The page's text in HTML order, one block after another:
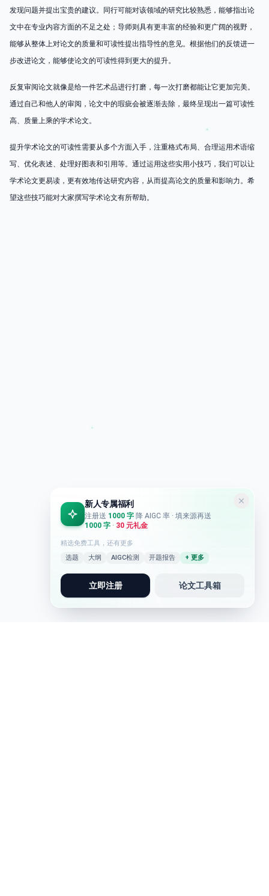
发现问题并提出宝贵的建议。同行可能对该领域的研究比较熟悉，能够指出论
文中在专业内容方面的不足之处；导师则具有更丰富的经验和更广阔的视野，
能够从整体上对论文的质量和可读性提出指导性的意见。根据他们的反馈进一
步改进论文，能够使论文的可读性得到更大的提升。
反复审阅论文就像是给一件艺术品进行打磨，每一次打磨都能让它更加完美。
通过自己和他人的审阅，论文中的瑕疵会被逐渐去除，最终呈现出一篇可读性
高、质量上乘的学术论文。
提升学术论文的可读性需要从多个方面入手，注重格式布局、合理运用术语缩
写、优化表述、处理好图表和引用等。通过运用这些实用小技巧，我们可以让
学术论文更易读，更有效地传达研究内容，从而提高论文的质量和影响力。希
望这些技巧能对大家撰写学术论文有所帮助。
新人专属福利
注册送 1000 字 降 AIGC 率 · 填来源再送
1000 字 · 30 元礼金
精选免费工具，还有更多
选题
大纲 AIGC检测 开题报告 + 更多
立即注册 论文工具箱